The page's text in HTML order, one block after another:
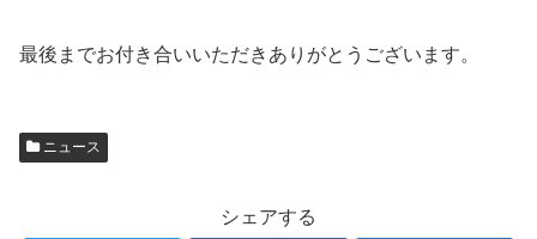
最後までお付き合いいただきありがとうございます。
ニュース
シェアする